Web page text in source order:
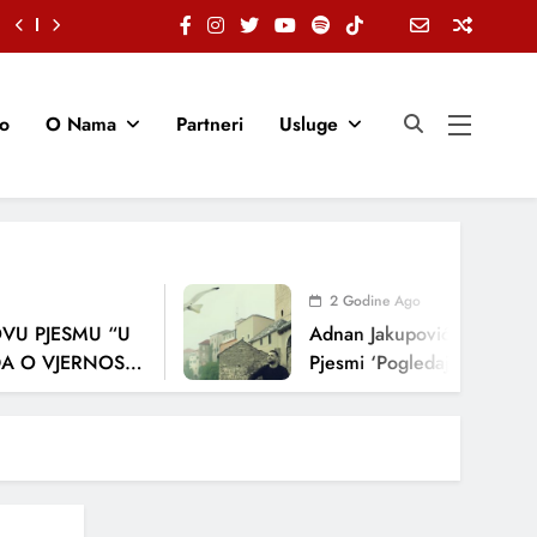
O Nama Partneri Usluge
“U
2 Godine Ago
Adnan Jakupović Donosi
Pjesmi ‘Pogledaj Me’